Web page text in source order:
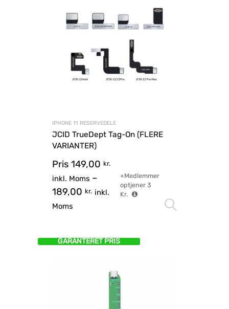
IPHONE 11 RESERVEDELE
JCID TrueDept Tag-On (FLERE
VARIANTER)
Pris 149,00 kr.
inkl. Moms –
189,00 kr. inkl.
Moms
+Medlemmer
optjener 3
Kr.
GARANTERET PRIS